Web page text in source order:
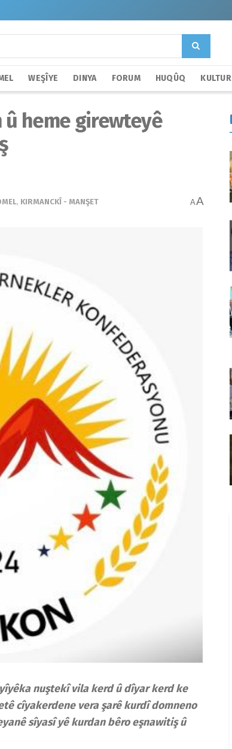
WEŞÎYE DINYA FORUM HUQÛQ KULTUR
û heme girewteyê
, KIRMANCKÎ - MANŞET AA
nuştekî vila kerd û dîyar kerd ke
cîyakerdene vera şarê kurdî domneno
sîyasî yê kurdan bêro eşnawitiş û